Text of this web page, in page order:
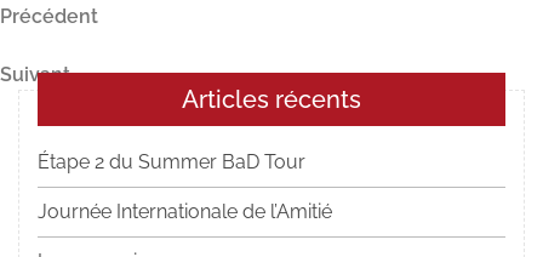
Navigation
de
l’article
Article
Précédent
Article
suivant
Suivant
Articles récents
Étape 2 du Summer BaD Tour
Journée Internationale de l’Amitié